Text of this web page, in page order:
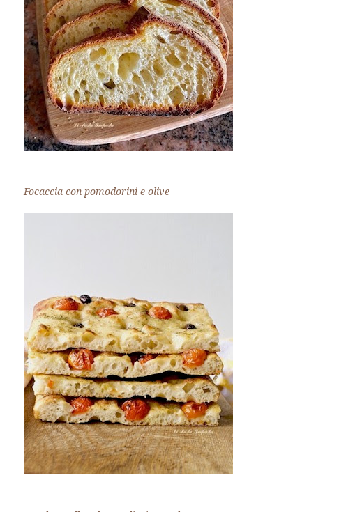
Focaccia con pomodorini e olive